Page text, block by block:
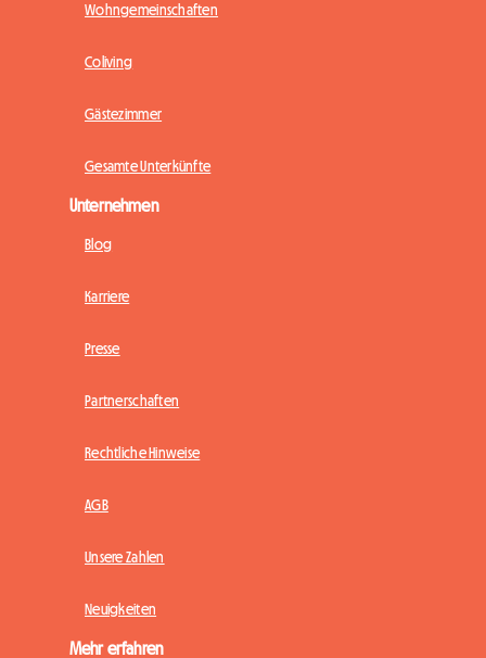
Wohngemeinschaften
Coliving
Gästezimmer
Gesamte Unterkünfte
Unternehmen
Blog
Karriere
Presse
Partnerschaften
Rechtliche Hinweise
AGB
Unsere Zahlen
Neuigkeiten
Mehr erfahren